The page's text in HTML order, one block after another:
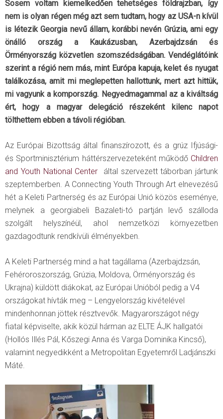
Sosem voltam kiemelkedően tehetséges földrajzban, így
nem is olyan régen még azt sem tudtam, hogy az USA-n kívül
is létezik Georgia nevű állam, korábbi nevén Grúzia, ami egy
önálló ország a Kaukázusban, Azerbajdzsán és
Örményország közvetlen szomszédságában. Vendéglátóink
szerint a régió nem más, mint Európa kapuja, kelet és nyugat
találkozása, amit mi meglepetten hallottunk, mert azt hittük,
mi vagyunk a kompország. Negyedmagammal az a kiváltság
ért, hogy a magyar delegáció részeként kilenc napot
tölthettem ebben a távoli régióban.
Az Európai Bizottság által finanszírozott, és a grúz Ifjúsági-
és Sportminisztérium háttérszervezeteként működő Children
and Youth National Center által szervezett táborban jártunk
szeptemberben. A Connecting Youth Through Art elnevezésű
hét a Keleti Partnerség és az Európai Unió közös eseménye,
melynek a georgiabeli Bazaleti-tó partján levő szálloda
szolgált helyszínéül, ahol nemzetközi környezetben
gazdagodtunk rendkívüli élményekben.
A Keleti Partnerség mind a hat tagállama (Azerbajdzsán,
Fehéroroszország, Grúzia, Moldova, Örményország és
Ukrajna) küldött diákokat, az Európai Unióból pedig a V4
országokat hívták meg – Lengyelország kivételével
mindenhonnan jöttek résztvevők. Magyarországot négy
fiatal képviselte, akik közül hárman az ELTE ÁJK hallgatói
(Hollós Illés Pál, Kőszegi Anna és Varga Dominika Kincső),
valamint negyedikként a Metropolitan Egyetemről Ladjánszki
Máté.